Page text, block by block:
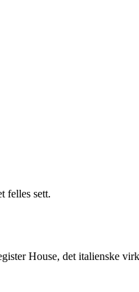
felles sett.
House, det italienske